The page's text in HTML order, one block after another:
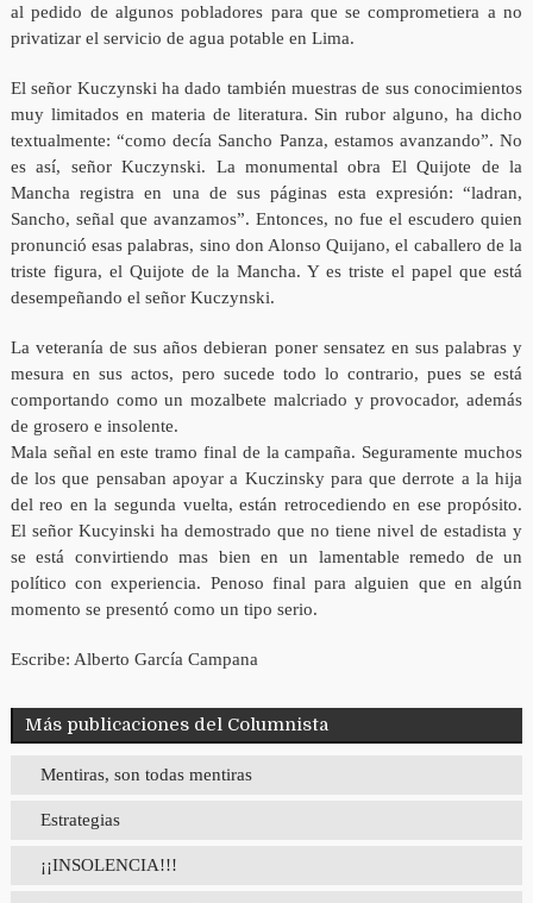
al pedido de algunos pobladores para que se comprometiera a no
privatizar el servicio de agua potable en Lima.
El señor Kuczynski ha dado también muestras de sus conocimientos
muy limitados en materia de literatura. Sin rubor alguno, ha dicho
textualmente: “como decía Sancho Panza, estamos avanzando”. No
es así, señor Kuczynski. La monumental obra El Quijote de la
Mancha registra en una de sus páginas esta expresión: “ladran,
Sancho, señal que avanzamos”. Entonces, no fue el escudero quien
pronunció esas palabras, sino don Alonso Quijano, el caballero de la
triste figura, el Quijote de la Mancha. Y es triste el papel que está
desempeñando el señor Kuczynski.
La veteranía de sus años debieran poner sensatez en sus palabras y
mesura en sus actos, pero sucede todo lo contrario, pues se está
comportando como un mozalbete malcriado y provocador, además
de grosero e insolente.
Mala señal en este tramo final de la campaña. Seguramente muchos
de los que pensaban apoyar a Kuczinsky para que derrote a la hija
del reo en la segunda vuelta, están retrocediendo en ese propósito.
El señor Kucyinski ha demostrado que no tiene nivel de estadista y
se está convirtiendo mas bien en un lamentable remedo de un
político con experiencia. Penoso final para alguien que en algún
momento se presentó como un tipo serio.
Escribe: Alberto García Campana
Más publicaciones del Columnista
Mentiras, son todas mentiras
Estrategias
¡¡INSOLENCIA!!!